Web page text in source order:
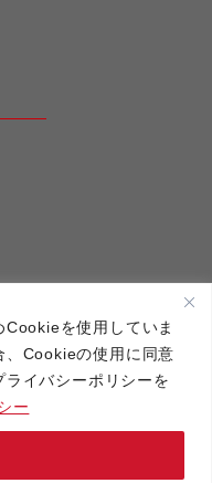
を使用していま
、Cookieの使用に同意
イバシーポリシーを
ー
ョンズ